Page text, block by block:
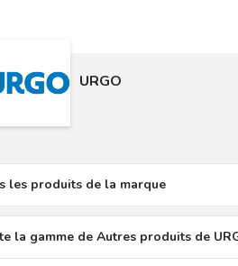
URGO
les produits de la marque
la gamme de Autres produits de